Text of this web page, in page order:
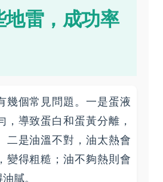
雷，成功率
幾個常見問題。一是蛋液
，導致蛋白和蛋黃分離，
二是油溫不對，油太熱會
變得粗糙；油不夠熱則會
膩。